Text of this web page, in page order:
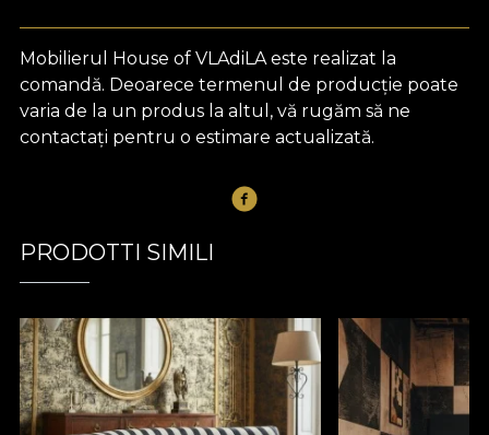
Mobilierul House of VLAdiLA este realizat la
comandă. Deoarece termenul de producție poate
varia de la un produs la altul, vă rugăm să ne
contactați pentru o estimare actualizată.
PRODOTTI SIMILI